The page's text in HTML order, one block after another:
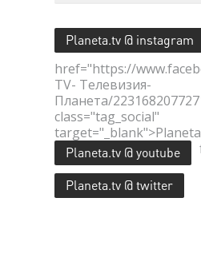
Planeta.tv @ instagram
href="https://
TV- Телевизия-
Планета/
class="tag_social"
Planeta.tv @ youtube
Planeta.tv @ twitter